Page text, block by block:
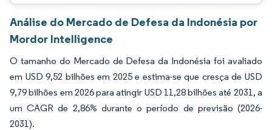
Análise do Mercado de Defesa da Indonésia por
Mordor Intelligence
O tamanho do Mercado de Defesa da Indonésia foi avaliado
em USD 9,52 bilhões em 2025 e estima-se que cresça de USD
9,79 bilhões em 2026 para atingir USD 11,28 bilhões até 2031, a
um CAGR de 2,86% durante o período de previsão (2026-
2031).